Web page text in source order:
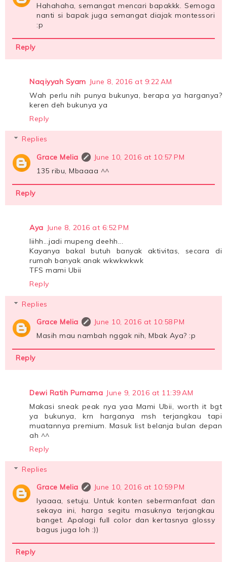
Hahahaha, semangat mencari bapakkk. Semoga
nanti si bapak juga semangat diajak montessori
:p
Reply
Naqiyyah Syam June 8, 2016 at 9:22 AM
Wah perlu nih punya bukunya, berapa ya harganya?
keren deh bukunya ya
Reply
Replies
Grace Melia
June 10, 2016 at 10:57 PM
135 ribu, Mbaaaa ^^
Reply
Aya June 8, 2016 at 6:52 PM
Iiihh...jadi mupeng deehh...
Kayanya bakal butuh banyak aktivitas, secara di
rumah banyak anak wkwkwkwk
TFS mami Ubii
Reply
Replies
Grace Melia
June 10, 2016 at 10:58 PM
Masih mau nambah nggak nih, Mbak Aya? :p
Reply
Dewi Ratih Purnama June 9, 2016 at 11:39 AM
Makasi sneak peak nya yaa Mami Ubii, worth it bgt
ya bukunya, krn harganya msh terjangkau tapi
muatannya premium. Masuk list belanja bulan depan
ah ^^
Reply
Replies
Grace Melia
June 10, 2016 at 10:59 PM
Iyaaaa, setuju. Untuk konten sebermanfaat dan
sekaya ini, harga segitu masuknya terjangkau
banget. Apalagi full color dan kertasnya glossy
bagus juga loh :))
Reply